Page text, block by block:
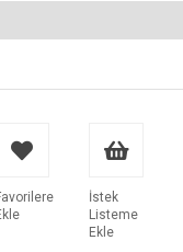
İstek
Listeme
Ekle